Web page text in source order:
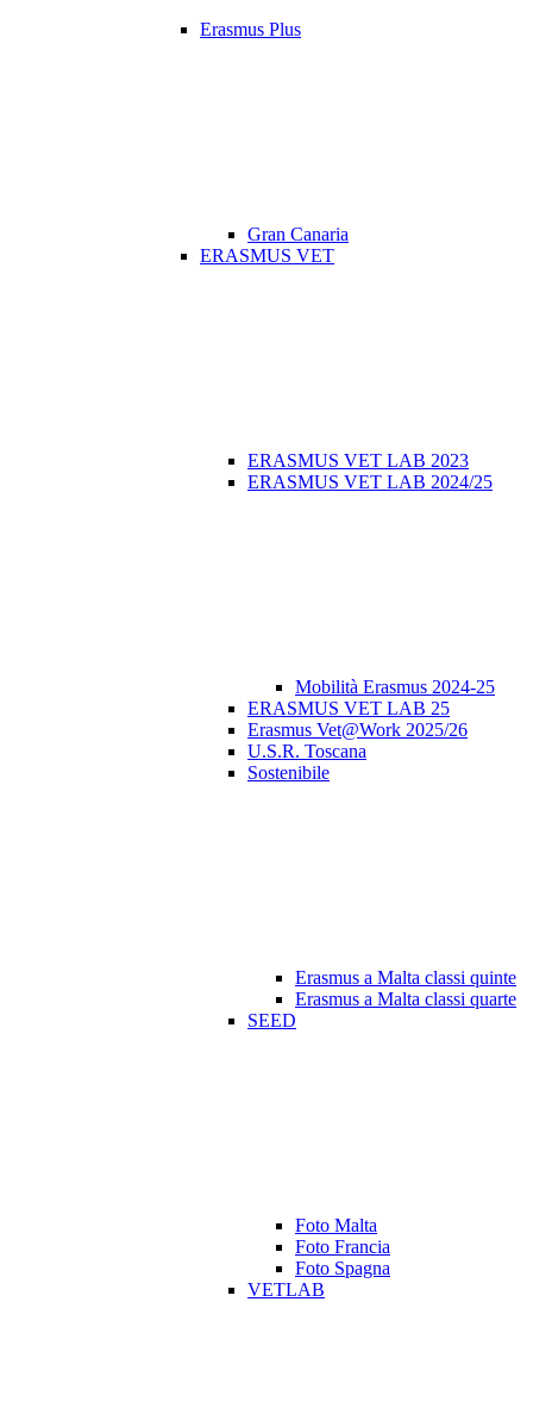
Erasmus Plus
Gran Canaria
ERASMUS VET
ERASMUS VET LAB 2023
ERASMUS VET LAB 2024/25
Mobilità Erasmus 2024-25
ERASMUS VET LAB 25
Erasmus Vet@Work 2025/26
U.S.R. Toscana
Sostenibile
Erasmus a Malta classi quinte
Erasmus a Malta classi quarte
SEED
Foto Malta
Foto Francia
Foto Spagna
VETLAB